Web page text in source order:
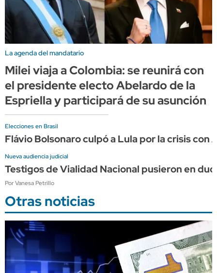
La agenda del mandatario
Milei viaja a Colombia: se reunirá con
el presidente electo Abelardo de la
Espriella y participará de su asunción
Elecciones en Brasil
Flávio Bolsonaro culpó a Lula por la crisis con
Nueva audiencia judicial
Testigos de Vialidad Nacional pusieron en
Por Vanesa Petrillo
Otras noticias